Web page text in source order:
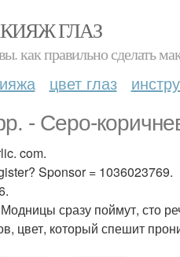
ГЛАЗ
как правильно сделать
цвет глаз
- Серо-
com.
Sponsor = 1036023769.
сразу поймут, сто
цвет, который спешит